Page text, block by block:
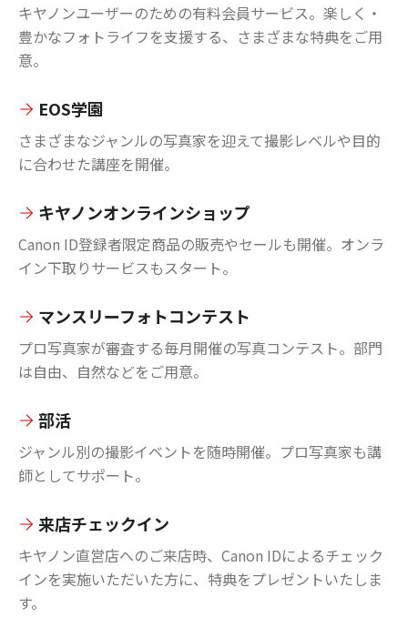
キヤノンユーザーのための有料会員サービス。楽しく・
豊かなフォトライフを支援する、さまざまな特典をご用
意。
EOS学園
さまざまなジャンルの写真家を迎えて撮影レベルや目的
に合わせた講座を開催。
キヤノンオンラインショップ
Canon ID登録者限定商品の販売やセールも開催。オンラ
イン下取りサービスもスタート。
マンスリーフォトコンテスト
プロ写真家が審査する毎月開催の写真コンテスト。部門
は自由、自然などをご用意。
部活
ジャンル別の撮影イベントを随時開催。プロ写真家も講
師としてサポート。
来店チェックイン
キヤノン直営店へのご来店時、Canon IDによるチェック
インを実施いただいた方に、特典をプレゼントいたしま
す。